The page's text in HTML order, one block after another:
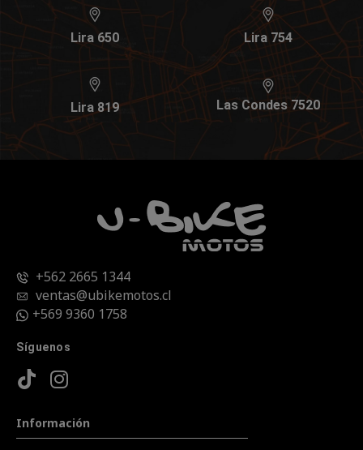
Lira 650 Lira 754
Lira 819 Las Condes 7520
+562 2665 1344
ventas@ubikemotos.cl
+569 9360 1758
Síguenos
Información